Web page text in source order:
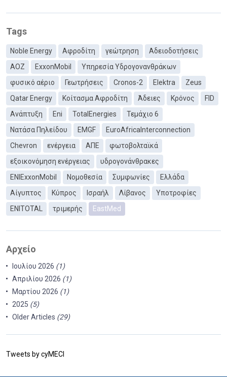
Tags
Noble Energy Αφροδίτη γεώτρηση
Αδειοδοτήσεις
ΑΟΖ
ExxonMobil
Υπηρεσία Υδρογονανθράκων
φυσικό αέριο
Γεωτρήσεις Cronos-2 Elektra
Zeus
Qatar Energy
Κοίτασμα Αφροδίτη Άδειες Κρόνος
FID
Ανάπτυξη
Eni TotalEnergies
Τεμάχιο 6
Νατάσα Πηλείδου
EMGF
EuroAfricaInterconnection
Chevron
ενέργεια ΑΠΕ
φωτοβολταϊκά
εξοικονόμηση ενέργειας
υδρογονάνθρακες
ΕΝΙExxonMobil
Νομοθεσία Συμφωνίες
Ελλάδα
Αίγυπτος
Κύπρος Ισραήλ Λίβανος
Υποτροφίες
ENITOTAL
τριμερής EastMed
Αρχείο
Ιουλίου 2026 (1)
Απριλίου 2026 (1)
Μαρτίου 2026 (1)
2025 (5)
Older Articles (29)
Tweets by cyMECI